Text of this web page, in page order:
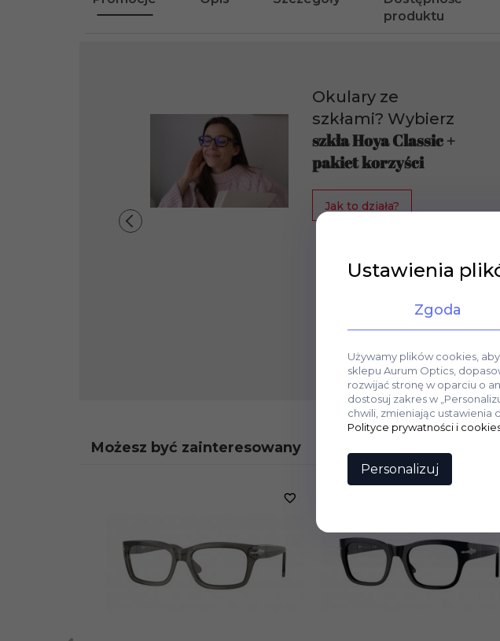
produktu
Okulary ze
szkłami? Wybierz
szkła Hoya Classic +
pakiet korzyści
Jak to działa?
Możesz być zainteresowany
Ustawienia
Zgoda
Używamy plików cookies,
sklepu Aurum Optics,
rozwijać stronę w oparciu o
dostosuj zakres w
chwili, zmieniając ustawienia
Polityce prywatności i
Personalizuj